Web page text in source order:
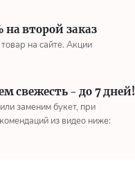
на второй заказ
на сайте. Акции
свежесть - до 7 дней!
заменим букет, при
из видео ниже: